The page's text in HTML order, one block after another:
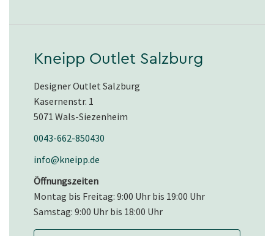
Kneipp Outlet Salzburg
Designer Outlet Salzburg
Kasernenstr. 1
5071 Wals-Siezenheim
0043-662-850430
info@kneipp.de
Öffnungszeiten
Montag bis Freitag: 9:00 Uhr bis 19:00 Uhr
Samstag: 9:00 Uhr bis 18:00 Uhr